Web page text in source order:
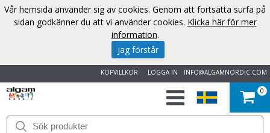
INFO@ALGAMNORDIC.COM
LOGGA IN
KÖPVILLKOR
START
0
Vår hemsida använder sig av cookies. Genom att fortsätta surfa på
sidan godkänner du att vi använder cookies. Klicka här för mer
information.
Jag förstår